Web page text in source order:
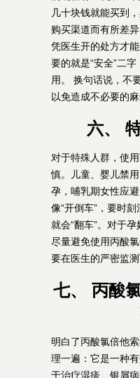
几十块钱就能买到
购买渠道而有所差
凭医生开的处方才
要的就是“安全”二
用。 换句话说，不
以免造成不必要的麻
六、
对于特殊人群，使
慎。儿童、婴儿禁
孕，哺乳期女性应
像“开倒车”，要时
就会“翻车”。对于
尽量避免使用丙酸
要在医生的严密监测
七、 丙酸
明白了丙酸氯倍他
理一遍：它是一种
于治疗湿疹、银屑